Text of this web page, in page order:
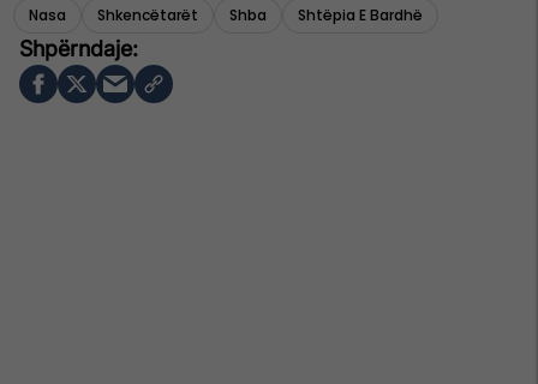
Nasa Shkencëtarët Shba Shtëpia E Bardhë